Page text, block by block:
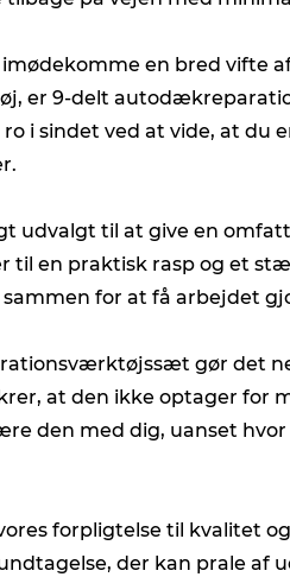
en bred vifte
er 9-delt
i sindet ved at vide, at du
udvalgt til at give en
en praktisk rasp og et
for at få arbejdet
gør det
at den ikke optager for
den med dig, uanset hvor
forpligtelse til kvalitet
der kan prale af